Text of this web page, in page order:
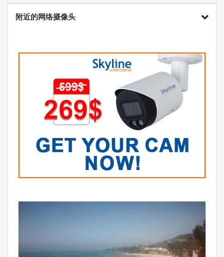
附近的网络摄像头